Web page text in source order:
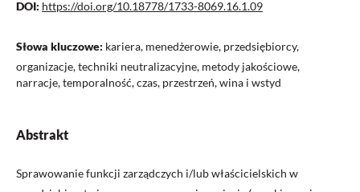
DOI: https://doi.org/10.18778/1733-8069.16.1.09
Słowa kluczowe: kariera, menedżerowie, przedsiębiorcy,
organizacje, techniki neutralizacyjne, metody jakościowe,
narracje, temporalność, czas, przestrzeń, wina i wstyd
Abstrakt
Sprawowanie funkcji zarządczych i/lub właścicielskich w